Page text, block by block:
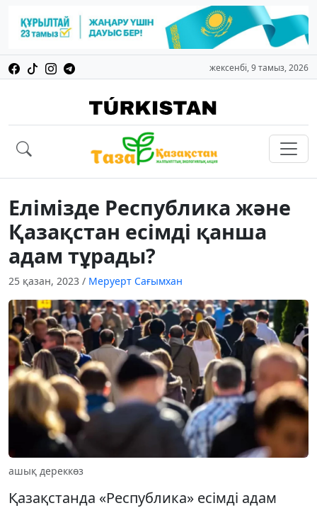
жексенбі, 9 тамыз, 2026
Елімізде Республика және
Қазақстан есімді қанша
адам тұрады?
25 қазан, 2023 / Меруерт Сағымхан
ашық дереккөз
Қазақстанда «Республика» есімді адам